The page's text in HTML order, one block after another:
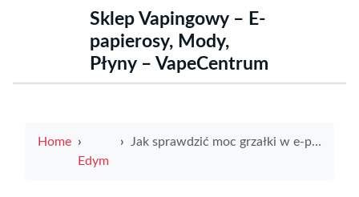
Sklep Vapingowy – E-
papierosy, Mody,
Płyny – VapeCentrum
Home
Edym
Jak sprawdzić moc grzałki w e-papierosie i dlaczego ma to znaczenie